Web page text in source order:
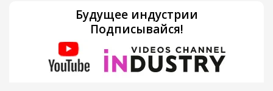
Будущее индустрии
Подписывайся!